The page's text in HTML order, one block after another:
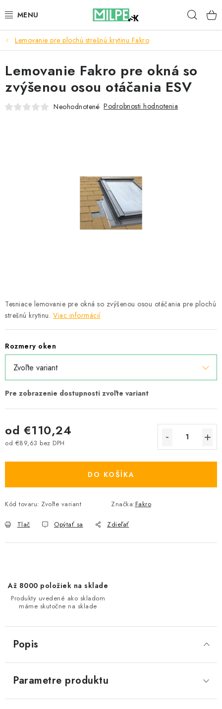
na
STREŠNÉ OKNÁ
PODKROVNÉ SCHODY
DOM A ZÁHRADA
Reklamace a vrácení zboží
Zásady používania súborov cookie
Podmínky ochrany osobních údajů
Obchodní podmínky
Lemovanie pre plochú strešnú krytinu Fakro
Tesniace lemovanie pre okná so zvýšenou osou otáčania pre plochú
strešnú krytinu. Viac informácií
Rozmery oken
od €110,24
od €89,63 bez DPH
DO KOŠÍKA
Kód tovaru: Zvoľte variant Značka:Fakro
Tlač Opýtať sa Zdieľať
Lemovanie Fakro pre okná so
zvýšenou osou otáčania ESV
Neohodnotené Podrobnosti hodnotenia
Až 8000 položiek na sklade
Produkty uvedené ako skladom
máme skutočne na sklade
Popis
Parametre produktu